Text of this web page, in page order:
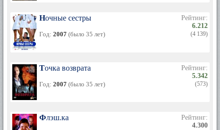
Ночные сестры
Год: 2007 (было 35 лет)
Рейтинг:
6.212
(4 139)
Точка возврата
Год: 2007 (было 35 лет)
Рейтинг:
5.342
(573)
Флэш.ка
Рейтинг:
4.300